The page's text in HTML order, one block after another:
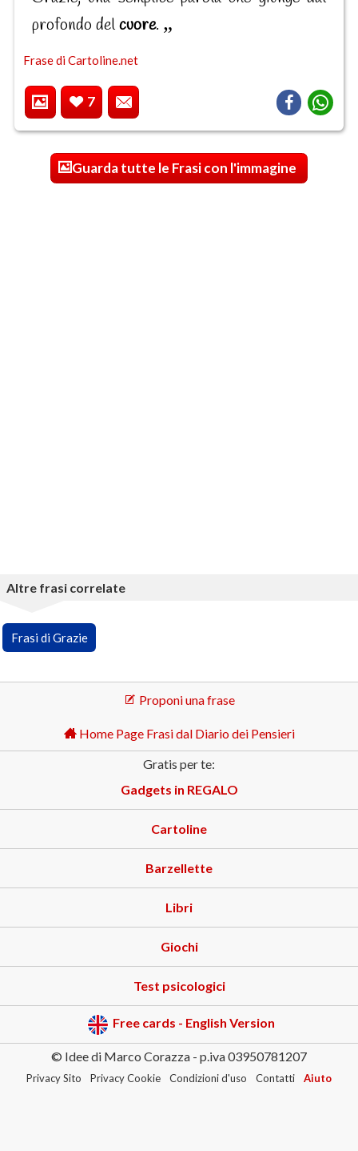
profondo delcuore.
Frase di Cartoline.net
7
Guarda tutte le Frasi con l'immagine
Altre frasi correlate
Frasi di Grazie
Proponi una frase
Home Page Frasi dal Diario dei Pensieri
Gratis per te:
Gadgets in REGALO
Cartoline
Barzellette
Libri
Giochi
Test psicologici
Free cards - English Version
© Idee di Marco Corazza - p.iva 03950781207
Privacy Sito Privacy Cookie Condizioni d'uso Contatti Aiuto